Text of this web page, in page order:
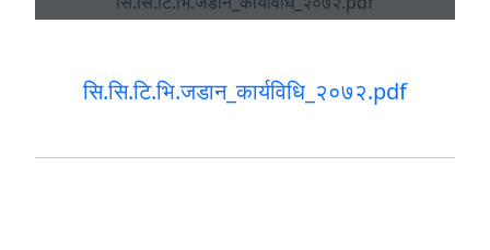
सि.सि.टि.भि.जडान_कार्यविधि_२०७२.pdf